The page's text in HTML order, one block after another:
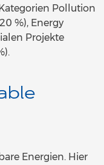
Pollution
%), Energy
Projekte
Energien. Hier